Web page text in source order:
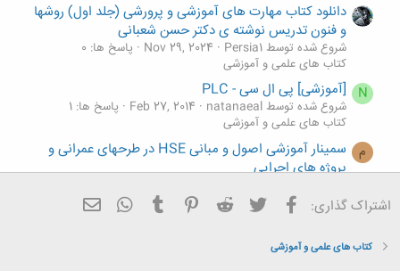
دانلود کتاب مهارت های آموزشی و پرورشی (جلد اول) روشها
و فنون تدریس نوشته ی دکتر حسن شعبانی
شروع شده توسط Persia1 Nov 29, 2024
پاسخ ها: 0
کتاب های علمی و آموزشی
N [آموزشی] پی ال سی - PLC
شروع شده توسط natanaeal Feb 27, 2014
پاسخ ها: 1
کتاب های علمی و آموزشی
م
سمینار آموزشی اصول و مبانی HSE در طرحهای عمرانی و
پروژه های اجرایی
کتاب های علمی و آموزشی
مبتدیان
اشتراک گذاری: فیسبوک تویتر Reddit
Pinterest
Tumblr
WhatsApp
کتاب های علمی و آموزشی